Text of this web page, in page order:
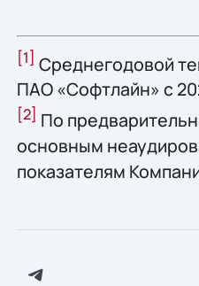
[1] Среднегодовой
ПАО «Софтлайн» с
[2] По
основным
показателям